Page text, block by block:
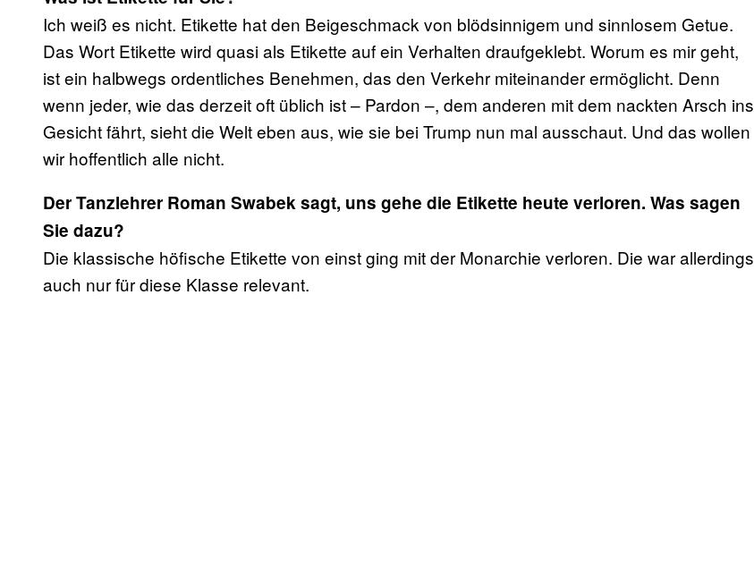
Ich weiß es nicht. Etikette hat den Beigeschmack von blödsinnigem und sinnlosem Getue.
Das Wort Etikette wird quasi als Etikette auf ein Verhalten draufgeklebt. Worum es mir geht,
ist ein halbwegs ordentliches Benehmen, das den Verkehr miteinander ermöglicht. Denn
wenn jeder, wie das derzeit oft üblich ist – Pardon –, dem anderen mit dem nackten Arsch ins
Gesicht fährt, sieht die Welt eben aus, wie sie bei Trump nun mal ausschaut. Und das wollen
wir hoffentlich alle nicht.
Der Tanzlehrer Roman Swabek sagt, uns gehe die Etikette heute verloren. Was sagen
Sie dazu?
Die klassische höfische Etikette von einst ging mit der Monarchie verloren. Die war allerdings
auch nur für diese Klasse relevant.